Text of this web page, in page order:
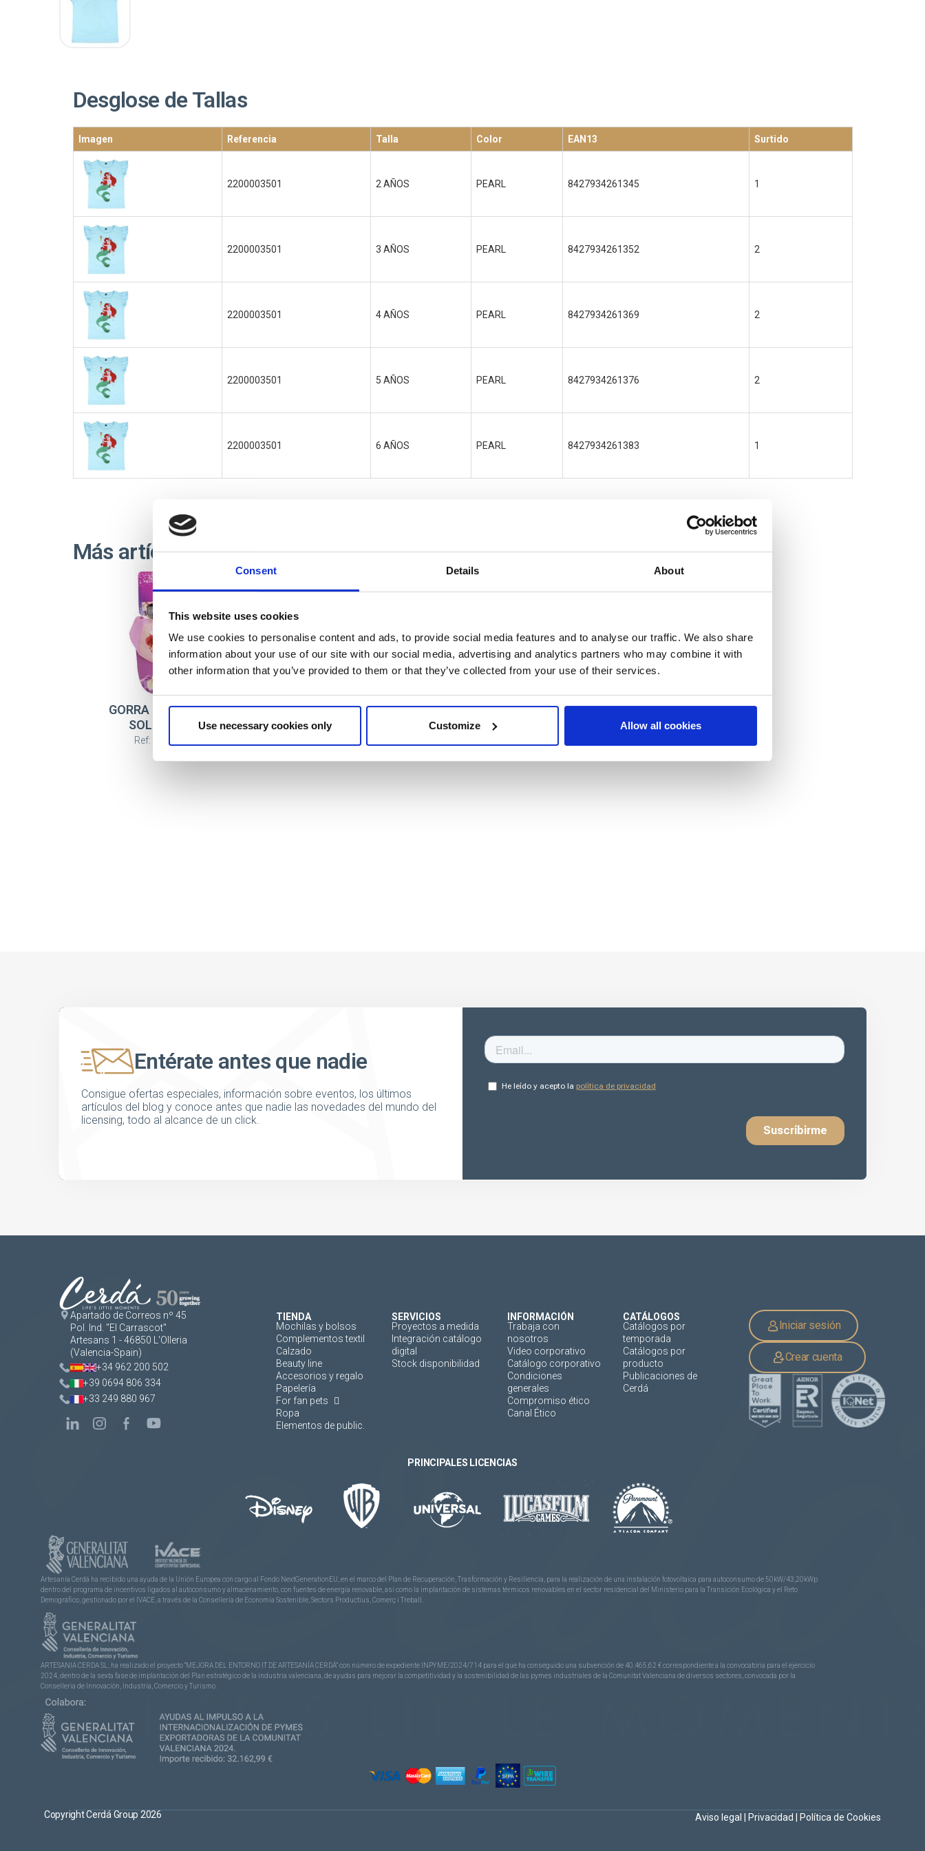
Consent Details About
This website uses cookies
We use cookies to personalise content and ads, to provide social media features and to analyse our traffic. We also share
information about your use of our site with our social media, advertising and analytics partners who may combine it with
other information that you’ve provided to them or that they’ve collected from your use of their services.
Use necessary cookies only Customize Allow all cookies
Desglose de Tallas
Imagen Referencia Talla Color EAN13 Surtido
2200003501 2 AÑOS PEARL 8427934261345 1
2200003501 3 AÑOS PEARL 8427934261352 2
2200003501 4 AÑOS PEARL 8427934261369 2
2200003501 5 AÑOS PEARL 8427934261376 2
2200003501 6 AÑOS PEARL 8427934261383 1
Más artículos PRINCESS
GORRA SET GAFAS DE
SOL PRINCESS
Ref: 2200010466
BOLSO FANTASIA
Entérate antes que nadie
Consigue ofertas especiales, información sobre eventos, los últimos
artículos del blog y conoce antes que nadie las novedades del mundo del
licensing, todo al alcance de un click.
Apartado de Correos nº 45
Pol. Ind. "El Carrascot"
Artesans 1 - 46850 L'Olleria
(Valencia-Spain)
+34 962 200 502
+39 0694 806 334
+33 249 880 967
TIENDA
Mochilas y bolsos
Complementos textil
Calzado
Beauty line
Accesorios y regalo
Papelería
For fan pets
Ropa
Elementos de public.
SERVICIOS
Proyectos a medida
Integración catálogo
digital
Stock disponibilidad
INFORMACIÓN
Trabaja con
nosotros
Video corporativo
Catálogo corporativo
Condiciones
generales
Compromiso ético
Canal Ético
CATÁLOGOS
Catálogos por
temporada
Catálogos por
producto
Publicaciones de
Cerdá
Iniciar sesión
Crear cuenta
PRINCIPALES LICENCIAS
Artesanía Cerdá ha recibido una ayuda de la Unión Europea con cargo al Fondo NextGenerationEU, en el marco del Plan de Recuperación, Trasformación y Resiliencia, para la realización de una instalación fotovoltaica para autoconsumo de 50kW/43,20kWp
dentro del programa de incentivos ligados al autoconsumo y almacenamiento, con fuentes de energía renovable, así como la implantación de sistemas térmicos renovables en el sector residencial del Ministerio para la Transición Ecológica y el Reto
Demográfico, gestionado por el IVACE, a través de la Consellería de Economía Sostenible, Sectors Productius, Comerç i Treball.
ARTESANIA CERDA SL, ha realizado el proyecto “MEJORA DEL ENTORNO IT DE ARTESANÍA CERDÁ” con número de expediente INPYME/2024/714 para el que ha conseguido una subvención de 40.465,62 € correspondiente a la convocatoria para el ejercicio
2024, dentro de la sexta fase de implantación del Plan estratégico de la industria valenciana, de ayudas para mejorar la competitividad y la sostenibilidad de las pymes industriales de la Comunitat Valenciana de diversos sectores, convocada por la
Conselleria de Innovación, Industria, Comercio y Turismo.
Copyright Cerdá Group 2026 Aviso legal Privacidad Política de Cookies